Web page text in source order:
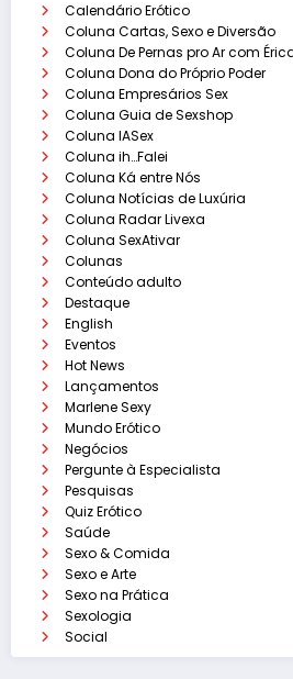
Calendário Erótico
Coluna Cartas, Sexo e Diversão
Coluna De Pernas pro Ar com
Coluna Dona do Próprio Poder
Coluna Empresários Sex
Coluna Guia de Sexshop
Coluna IASex
Coluna ih…Falei
Coluna Ká entre Nós
Coluna Notícias de Luxúria
Coluna Radar Livexa
Coluna SexAtivar
Colunas
Conteúdo adulto
Destaque
English
Eventos
Hot News
Lançamentos
Marlene Sexy
Mundo Erótico
Negócios
Pergunte à Especialista
Pesquisas
Quiz Erótico
Saúde
Sexo & Comida
Sexo e Arte
Sexo na Prática
Sexologia
Social